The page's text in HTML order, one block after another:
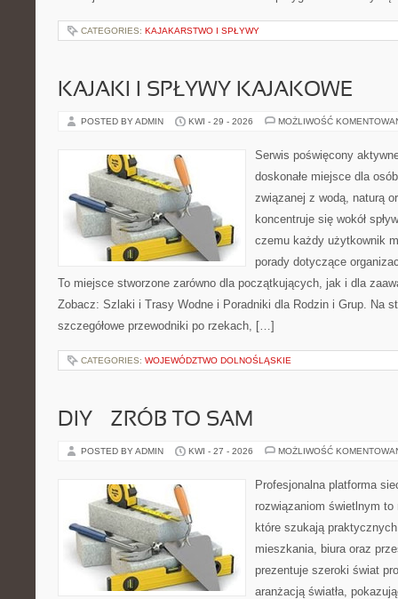
CATEGORIES: KAJAKARSTWO I SPŁYWY
KAJAKI I SPŁYWY KAJAKOWE
POSTED BY ADMIN KWI - 29 - 2026 MOŻLIWOŚĆ
Serwis poświęcony
doskonałe miejsce dla
związanej z wodą, naturą
koncentruje się wokół
czemu każdy użytkownik
porady dotyczące
To miejsce stworzone zarówno dla początkujących, jak i dla
Zobacz: Szlaki i Trasy Wodne i Poradniki dla Rodzin i Grup. Na
szczegółowe przewodniki po rzekach, […]
CATEGORIES: WOJEWÓDZTWO DOLNOŚLĄSKIE
DIY – ZRÓB TO SAM
POSTED BY ADMIN KWI - 27 - 2026 MOŻLIWOŚĆ
Profesjonalna platforma
rozwiązaniom świetlnym
które szukają
mieszkania, biura oraz
prezentuje szeroki świat
aranżacją światła,